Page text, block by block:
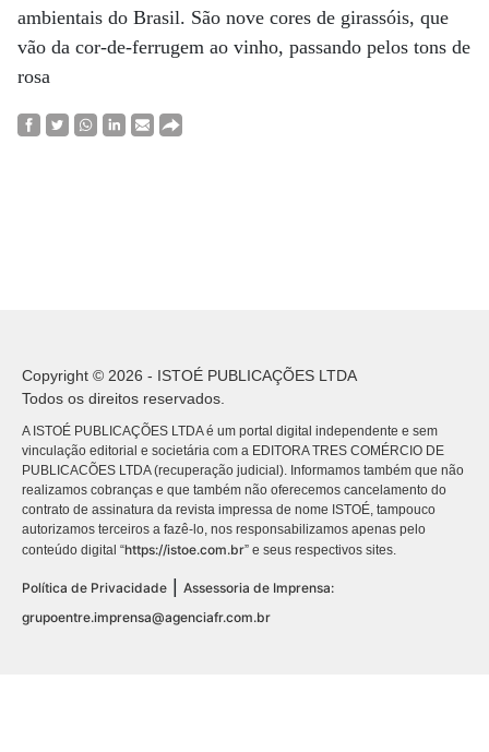
ambientais do Brasil. São nove cores de girassóis, que
vão da cor-de-ferrugem ao vinho, passando pelos tons de
rosa
Copyright © 2026 - ISTOÉ PUBLICAÇÕES LTDA
Todos os direitos reservados.
A ISTOÉ PUBLICAÇÕES LTDA é um portal digital independente e sem
vinculação editorial e societária com a EDITORA TRES COMÉRCIO DE
PUBLICACÕES LTDA (recuperação judicial). Informamos também que não
realizamos cobranças e que também não oferecemos cancelamento do
contrato de assinatura da revista impressa de nome ISTOÉ, tampouco
autorizamos terceiros a fazê-lo, nos responsabilizamos apenas pelo
conteúdo digital “https://istoe.com.br” e seus respectivos sites.
Política de Privacidade
Assessoria de Imprensa:
grupoentre.imprensa@agenciafr.com.br